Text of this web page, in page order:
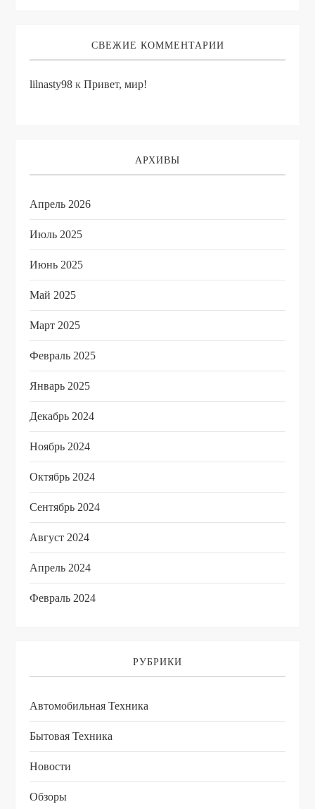
СВЕЖИЕ КОММЕНТАРИИ
lilnasty98 кПривет, мир!
АРХИВЫ
Апрель 2026
Июль 2025
Июнь 2025
Май 2025
Март 2025
Февраль 2025
Январь 2025
Декабрь 2024
Ноябрь 2024
Октябрь 2024
Сентябрь 2024
Август 2024
Апрель 2024
Февраль 2024
РУБРИКИ
Автомобильная Техника
Бытовая Техника
Новости
Обзоры